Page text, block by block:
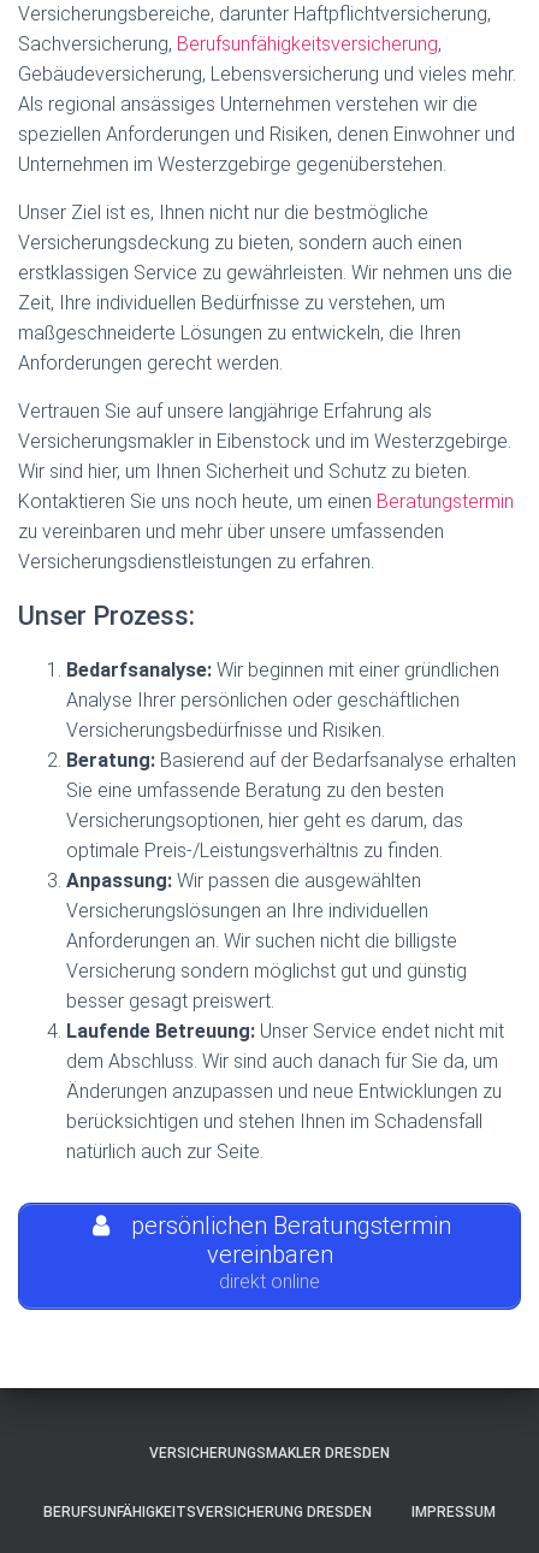
Versicherungsbereiche, darunter Haftpflichtversicherung,
Sachversicherung, Berufsunfähigkeitsversicherung,
Gebäudeversicherung, Lebensversicherung und vieles mehr.
Als regional ansässiges Unternehmen verstehen wir die
speziellen Anforderungen und Risiken, denen Einwohner und
Unternehmen im Westerzgebirge gegenüberstehen.
Unser Ziel ist es, Ihnen nicht nur die bestmögliche
Versicherungsdeckung zu bieten, sondern auch einen
erstklassigen Service zu gewährleisten. Wir nehmen uns die
Zeit, Ihre individuellen Bedürfnisse zu verstehen, um
maßgeschneiderte Lösungen zu entwickeln, die Ihren
Anforderungen gerecht werden.
Vertrauen Sie auf unsere langjährige Erfahrung als
Versicherungsmakler in Eibenstock und im Westerzgebirge.
Wir sind hier, um Ihnen Sicherheit und Schutz zu bieten.
Kontaktieren Sie uns noch heute, um einen Beratungstermin
zu vereinbaren und mehr über unsere umfassenden
Versicherungsdienstleistungen zu erfahren.
Unser Prozess:
Bedarfsanalyse: Wir beginnen mit einer gründlichen
Analyse Ihrer persönlichen oder geschäftlichen
Versicherungsbedürfnisse und Risiken.
Beratung: Basierend auf der Bedarfsanalyse erhalten
Sie eine umfassende Beratung zu den besten
Versicherungsoptionen, hier geht es darum, das
optimale Preis-/Leistungsverhältnis zu finden.
Anpassung: Wir passen die ausgewählten
Versicherungslösungen an Ihre individuellen
Anforderungen an. Wir suchen nicht die billigste
Versicherung sondern möglichst gut und günstig
besser gesagt preiswert.
Laufende Betreuung: Unser Service endet nicht mit
dem Abschluss. Wir sind auch danach für Sie da, um
Änderungen anzupassen und neue Entwicklungen zu
berücksichtigen und stehen Ihnen im Schadensfall
natürlich auch zur Seite.
persönlichen Beratungstermin
vereinbaren
direkt online
VERSICHERUNGSMAKLER DRESDEN
BERUFSUNFÄHIGKEITSVERSICHERUNG DRESDEN IMPRESSUM